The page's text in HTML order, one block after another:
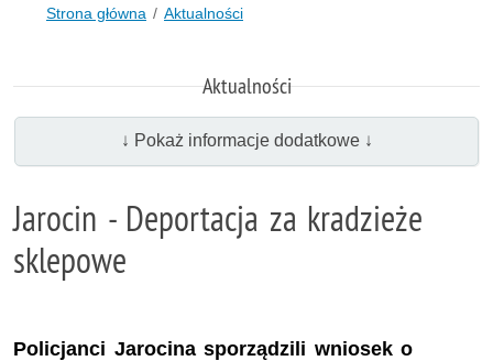
Strona główna Aktualności
Aktualności
↓ Pokaż informacje dodatkowe ↓
Jarocin - Deportacja za kradzieże
sklepowe
Policjanci Jarocina sporządzili wniosek o